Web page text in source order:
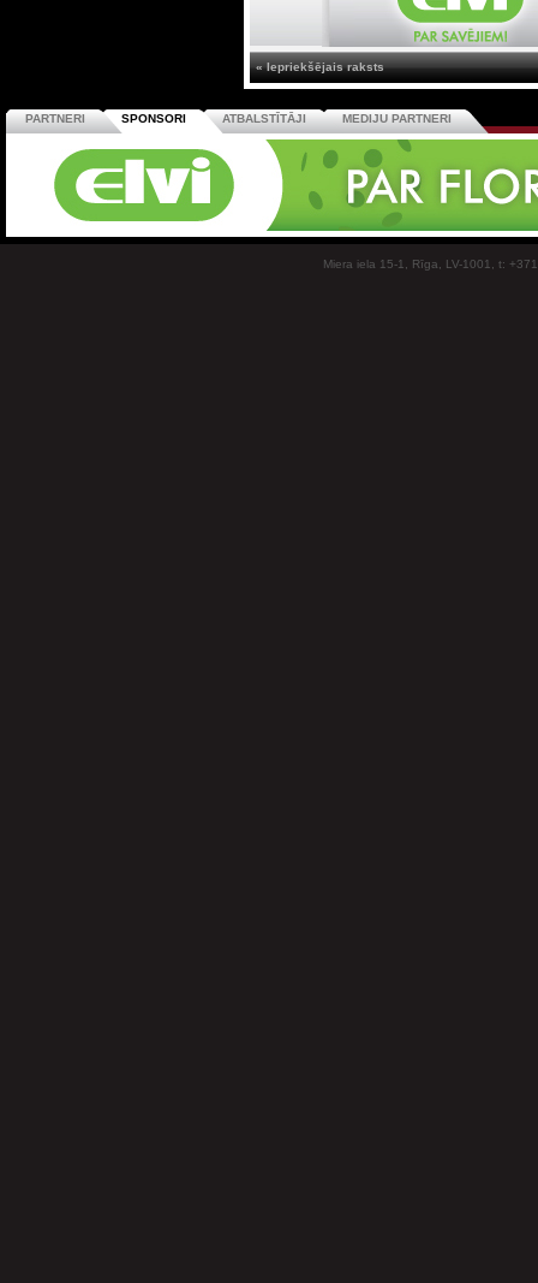
« Iepriekšējais raksts
PARTNERI SPONSORI ATBALSTĪTĀJI MEDIJU PARTNERI
Miera iela 15-1, Rīga, LV-1001, t: